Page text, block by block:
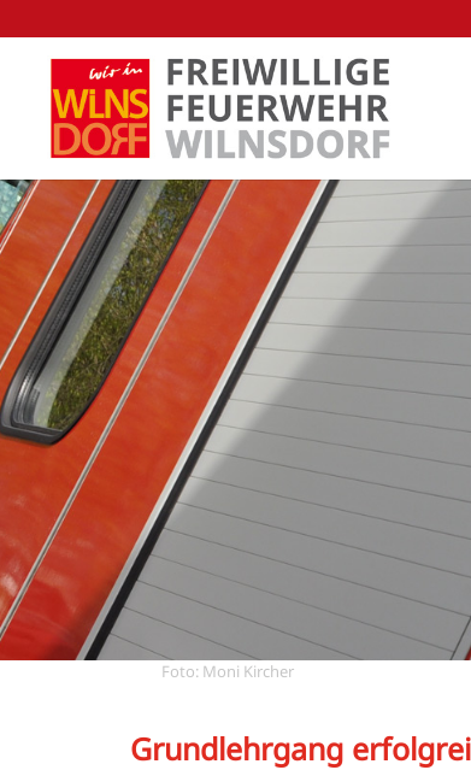
Foto: Moni Kircher
Grundlehrgang